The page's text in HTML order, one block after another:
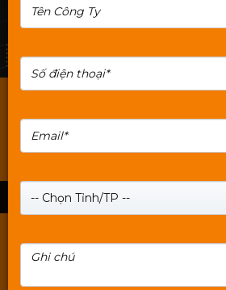
Nguồn PC Mixie
Chuột & Bàn phím Mixie
POE & Thiết bị mạng Mixie
-- Chọn Tỉnh/TP --